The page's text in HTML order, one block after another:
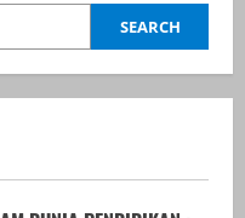
SEARCH